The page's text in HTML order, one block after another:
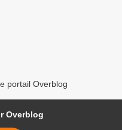
portail Overblog
Overblog